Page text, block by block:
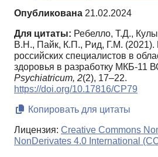
Опубликована 21.02.2024
Для цитаты: Ребелло, Т.Д.,
В.Н., Пайк, К.П., Рид, Г.М. (2021).
российских специалистов в
здоровья в разработку МКБ-11
Psychiatricum, 2(2), 17–22.
https://doi.org/10.17816/CP79
Копировать для цитаты
Лицензия: Creative Commons
NonDerivates 4.0 International